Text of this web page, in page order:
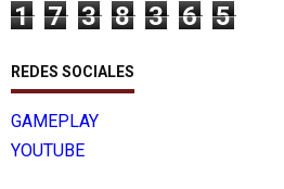
1 7 3 8 3 6 5
REDES SOCIALES
GAMEPLAY
YOUTUBE